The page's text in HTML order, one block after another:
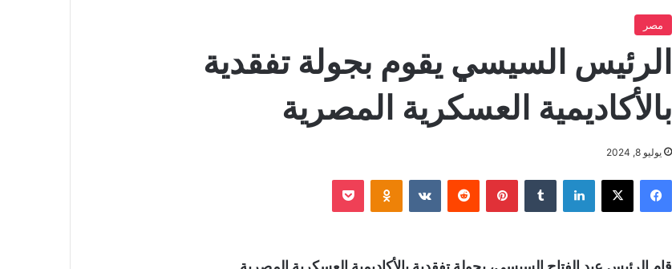
مصر
الرئيس السيسي يقوم بجولة تفقدية
بالأكاديمية العسكرية المصرية
يوليو 8, 2024
فيسبوك لينكدإن بينتيريست